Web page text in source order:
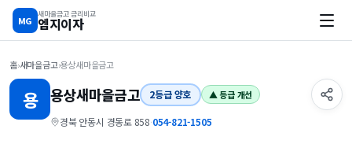
MG
새마을금고 금리비교
엠지이자
홈›새마을금고›용상새마을금고
용 용상새마을금고 2등급 양호 ▲ 등급 개선
경북 안동시 경동로 858·054-821-1505